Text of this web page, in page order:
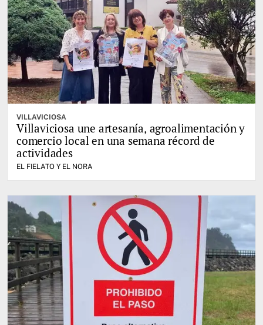
VILLAVICIOSA
Villaviciosa une artesanía, agroalimentación y
comercio local en una semana récord de
actividades
EL FIELATO Y EL NORA